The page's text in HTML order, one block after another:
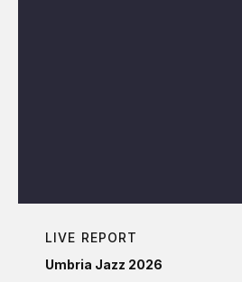
LIVE REPORT
Umbria Jazz 2026